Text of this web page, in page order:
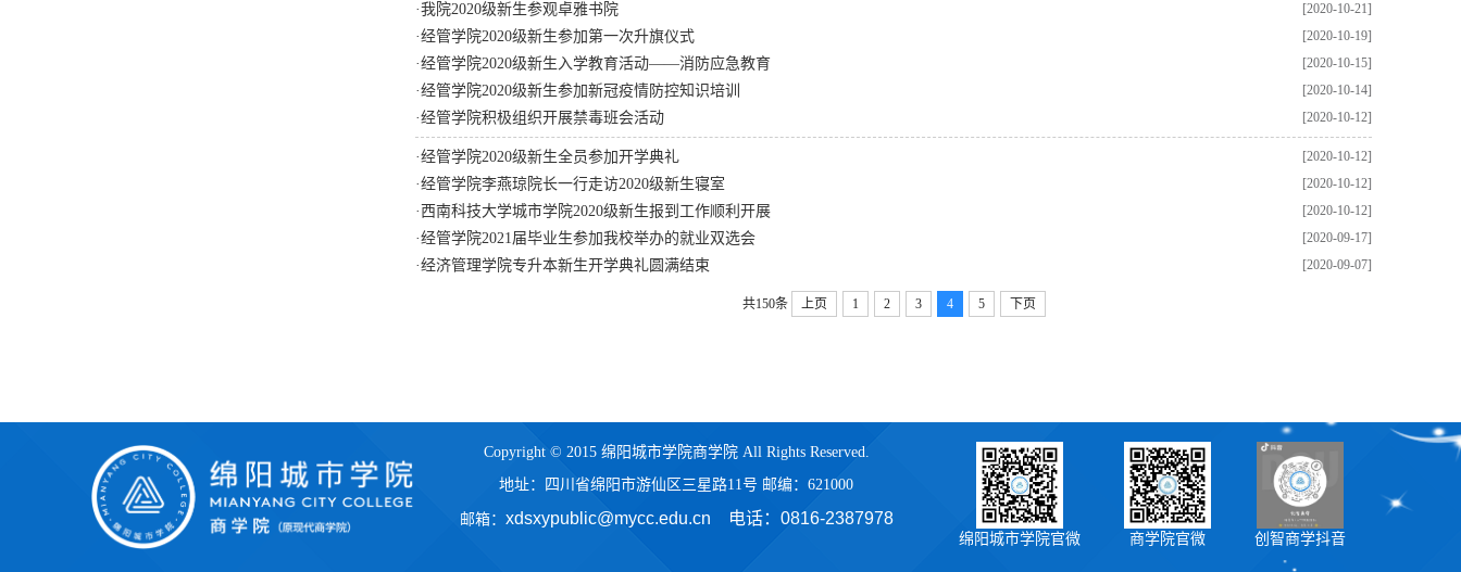
[2020-10-21]
·我院2020级新生参观卓雅书院
[2020-10-19]
·经管学院2020级新生参加第一次升旗仪式
[2020-10-15]
·经管学院2020级新生入学教育活动——消防应急教育
[2020-10-14]
·经管学院2020级新生参加新冠疫情防控知识培训
[2020-10-12]
·经管学院积极组织开展禁毒班会活动
[2020-10-12]
·经管学院2020级新生全员参加开学典礼
[2020-10-12]
·经管学院李燕琼院长一行走访2020级新生寝室
[2020-10-12]
· 西南科技大学城市学院2020级新生报到工作顺利开展
[2020-09-17]
·经管学院2021届毕业生参加我校举办的就业双选会
[2020-09-07]
·经济管理学院专升本新生开学典礼圆满结束
共150条 上页 1 2 3 4 5 下页
Copyright © 2015 绵阳城市学院商学院 All Rights Reserved.
地址：四川省绵阳市游仙区三星路11号 邮编：621000
邮箱： xdsxypublic@mycc.edu.cn 电话： 0816-2387978
绵阳城市学院官微 商学院官微 创智商学抖音